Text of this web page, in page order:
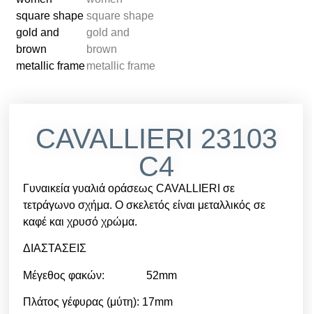
CAVALLIERI 23103
C4
Γυναικεία γυαλιά οράσεως CAVALLIERI σε
τετράγωνο σχήμα. Ο σκελετός είναι μεταλλικός σε
καφέ και χρυσό χρώμα.
ΔΙΑΣΤΑΣΕΙΣ
Μέγεθος φακών: 52mm
Πλάτος γέφυρας (μύτη): 17mm